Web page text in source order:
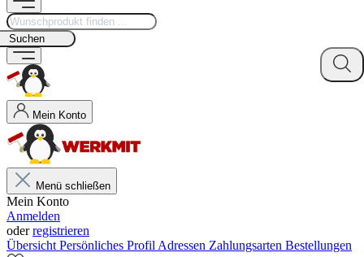
Suchen
Mein Konto
Menü schließen
Mein Konto
Anmelden
oderregistrieren
Übersicht Persönliches Profil Adressen Zahlungsarten Bestellungen